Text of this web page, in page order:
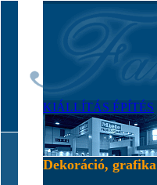
KIÁLLÍTÁS ÉPÍTÉS
Dekoráció, grafika